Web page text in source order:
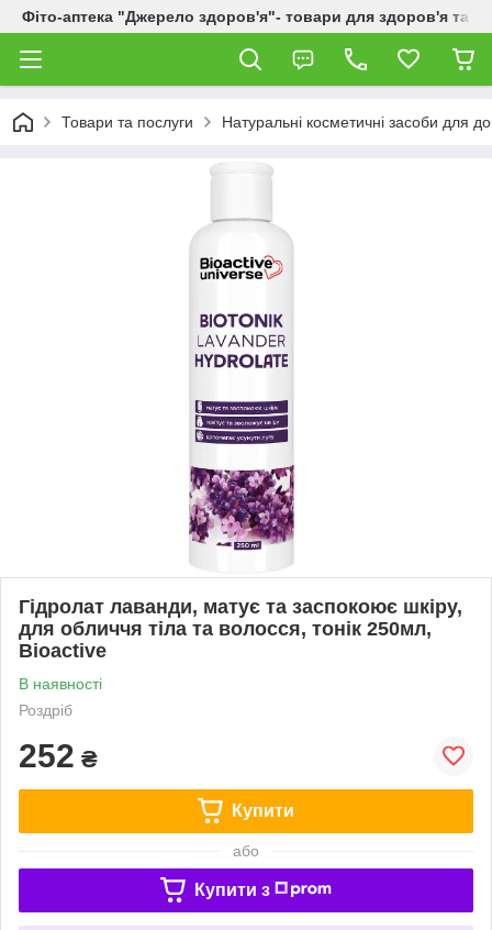
Фіто-аптека "Джерело здоров'я"- товари для здоров'я та
Товари та послуги Натуральні косметичні засоби для
Гідролат лаванди, матує та заспокоює шкіру,
для обличчя тіла та волосся, тонік 250мл,
Bioactive
В наявності
Роздріб
252 ₴
Купити
або
Купити з